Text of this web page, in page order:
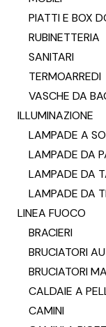
PIATTI E BOX
RUBINETTERIA
SANITARI
TERMOARREDI
VASCHE DA
ILLUMINAZIONE
LAMPADE A
LAMPADE DA
LAMPADE DA
LAMPADE DA
LINEA FUOCO
BRACIERI
BRUCIATORI
BRUCIATORI
CALDAIE A
CAMINI